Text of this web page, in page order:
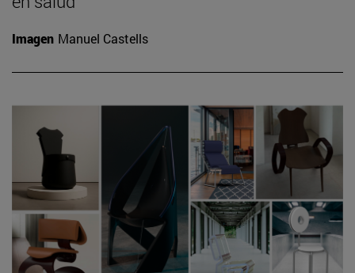
Imagen Manuel Castells